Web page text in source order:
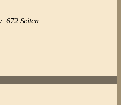
Seitenzahl der Print-Ausgabe ‏ : ‎ 672 Seiten